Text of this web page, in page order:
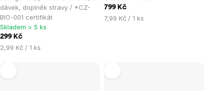
dávek, doplněk stravy / *CZ-
BIO-001 certifikát
Skladem > 5 ks
299 Kč
Měrná
2,99 Kč / 1 ks
799 Kč
Měrná
7,99 Kč / 1 ks